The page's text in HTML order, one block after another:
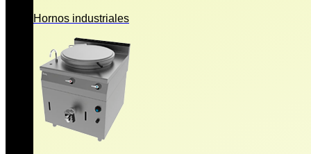
Hornos industriales